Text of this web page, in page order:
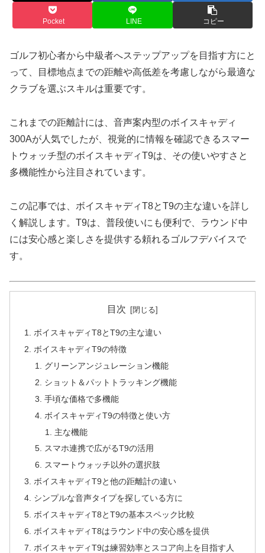
Pocket LINE コピー
ゴルフ初心者から中級者へステップアップを目指す方にと
って、目標地点までの距離や高低差を考慮しながら最適な
クラブを選ぶスキルは重要です。
これまでの距離計には、音声案内型のボイスキャディ
300Aが人気でしたが、視覚的に情報を確認できるスマー
トウォッチ型のボイスキャディT9は、その使いやすさと
多機能性から注目されています。
この記事では、ボイスキャディT8とT9の主な違いを詳し
く解説します。T9は、普段使いにも便利で、ラウンド中
には安心感と楽しさを提供する頼れるゴルフデバイスで
す。
目次
ボイスキャディT8とT9の主な違い
ボイスキャディT9の特徴
グリーンアンジュレーション機能
ショット＆パットトラッキング機能
手頃な価格で多機能
ボイスキャディT9の特徴と使い方
主な機能
スマホ連携で広がるT9の活用
スマートウォッチ以外の選択肢
ボイスキャディT9と他の距離計の違い
シンプルな音声タイプを探している方に
ボイスキャディT8とT9の基本スペック比較
ボイスキャディT8はラウンド中の安心感を提供
ボイスキャディT9は練習効率とスコア向上を目指す人